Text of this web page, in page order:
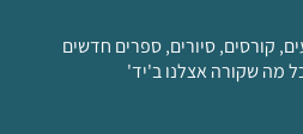
קורסים, סיורים, ספרים חדשים
מה שקורה אצלנו ב'יד'